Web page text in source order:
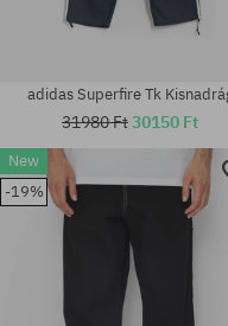
Elérhető méretek:
adidas Superfire Tk
31980 Ft30150 Ft
New
-19%